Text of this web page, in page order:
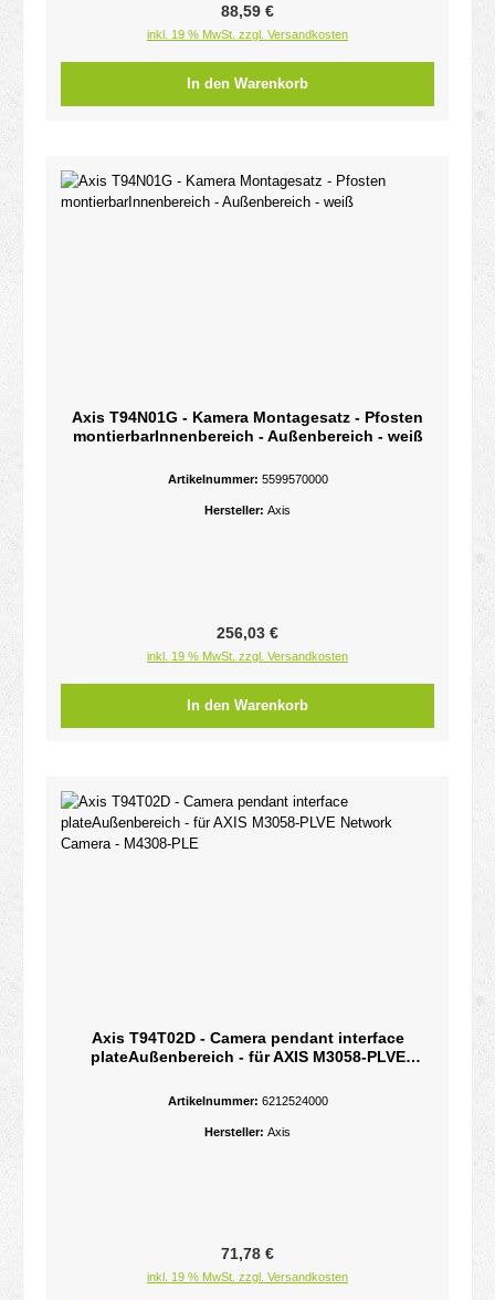
Regulärer Preis:
88,59 €
inkl. 19 % MwSt. zzgl. Versandkosten
In den Warenkorb
Axis T94N01G - Kamera Montagesatz - Pfosten
montierbarInnenbereich - Außenbereich - weiß
Artikelnummer: 5599570000
Hersteller: Axis
Regulärer Preis:
256,03 €
inkl. 19 % MwSt. zzgl. Versandkosten
In den Warenkorb
Axis T94T02D - Camera pendant interface
plateAußenbereich - für AXIS M3058-PLVE
Artikelnummer: 6212524000
Hersteller: Axis
Regulärer Preis:
71,78 €
inkl. 19 % MwSt. zzgl. Versandkosten